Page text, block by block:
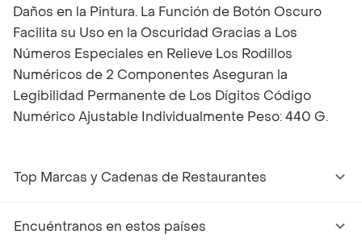
Daños en la Pintura. La Función de Botón Oscuro
Facilita su Uso en la Oscuridad Gracias a Los
Números Especiales en Relieve Los Rodillos
Numéricos de 2 Componentes Aseguran la
Legibilidad Permanente de Los Dígitos Código
Numérico Ajustable Individualmente Peso: 440 G.
Top Marcas y Cadenas de Restaurantes
Encuéntranos en estos países